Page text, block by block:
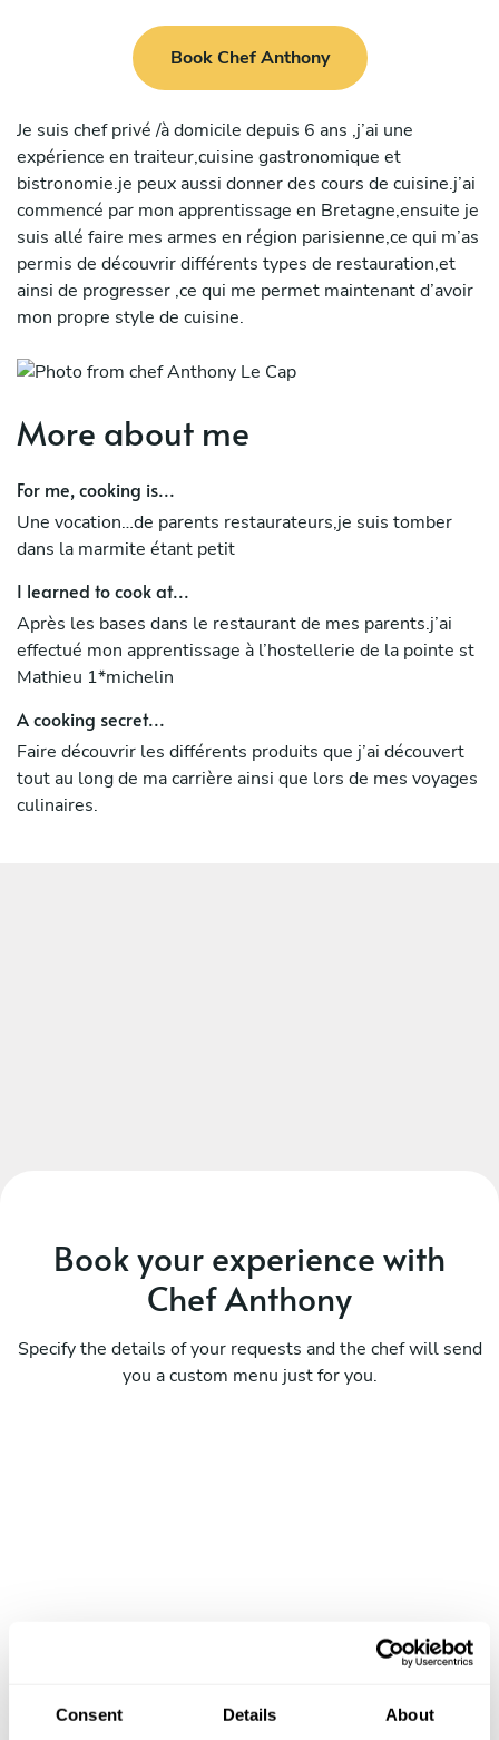
Consent Details About
Book Chef Anthony
Je suis chef privé /à domicile depuis 6 ans ,j’ai une
expérience en traiteur,cuisine gastronomique et
bistronomie.je peux aussi donner des cours de cuisine.j’ai
commencé par mon apprentissage en Bretagne,ensuite je
suis allé faire mes armes en région parisienne,ce qui m’as
permis de découvrir différents types de restauration,et
ainsi de progresser ,ce qui me permet maintenant d’avoir
mon propre style de cuisine.
More about me
For me, cooking is...
Une vocation…de parents restaurateurs,je suis tomber
dans la marmite étant petit
I learned to cook at...
Après les bases dans le restaurant de mes parents.j’ai
effectué mon apprentissage à l’hostellerie de la pointe st
Mathieu 1*michelin
A cooking secret...
Faire découvrir les différents produits que j’ai découvert
tout au long de ma carrière ainsi que lors de mes voyages
culinaires.
Book your experience with
Chef Anthony
Specify the details of your requests and the chef will send
you a custom menu just for you.